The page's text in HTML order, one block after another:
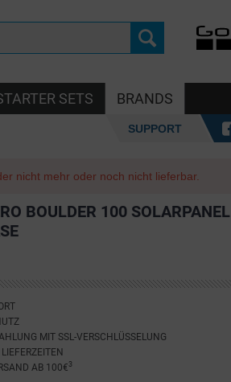
SETS BRANDS
SUPPORT
nicht mehr oder noch nicht lieferbar.
BOULDER 100 SOLARPANEL
MIT SSL-VERSCHLÜSSELUNG
AB 100€3